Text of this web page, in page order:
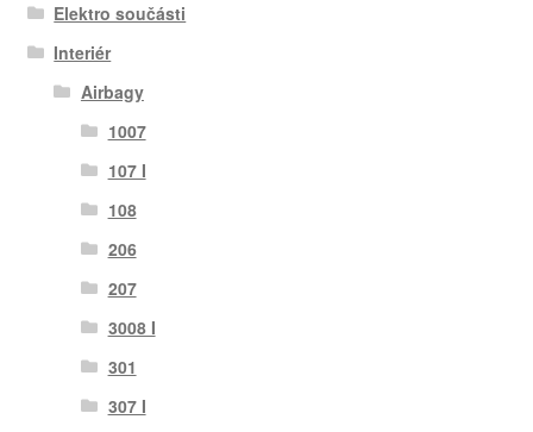
Elektro součásti
Interiér
Airbagy
1007
107 I
108
206
207
3008 I
301
307 I